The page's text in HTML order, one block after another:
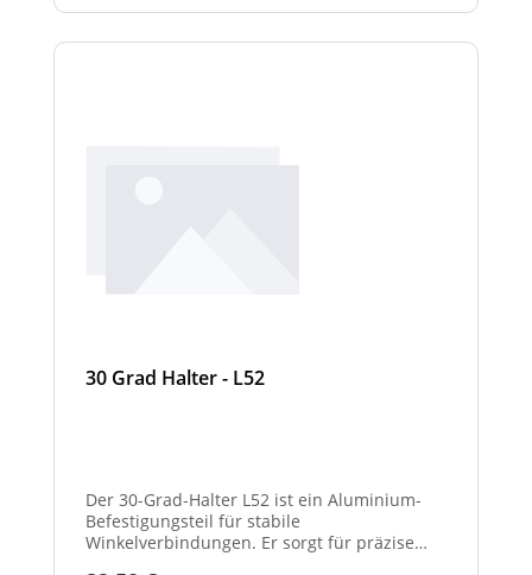
Einsatzfahrten.
30 Grad Halter - L52
Der 30-Grad-Halter L52 ist ein Aluminium-
Befestigungsteil für stabile
Winkelverbindungen. Er sorgt für präzise